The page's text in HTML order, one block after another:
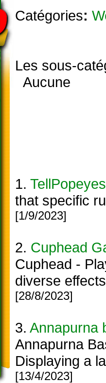
Catégories:
Les sous-
Aucune
1. TellPopeyes
that specific
[1/9/2023]
2. Cuphead
Cuphead -
diverse
[28/8/2023]
3. Annapurna
Annapurna
Displaying a
[13/4/2023]